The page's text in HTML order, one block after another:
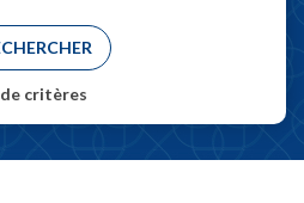
de critères